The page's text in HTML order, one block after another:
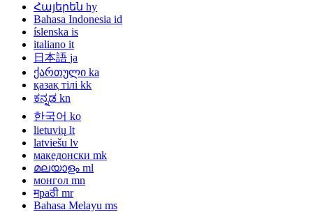
Հայերեն hy
Bahasa Indonesia id
íslenska is
italiano it
日本語 ja
ქართული ka
қазақ тілі kk
ಕನ್ನಡ kn
한국어 ko
lietuvių lt
latviešu lv
македонски mk
മലയാളം ml
монгол mn
मраठी mr
Bahasa Melayu ms